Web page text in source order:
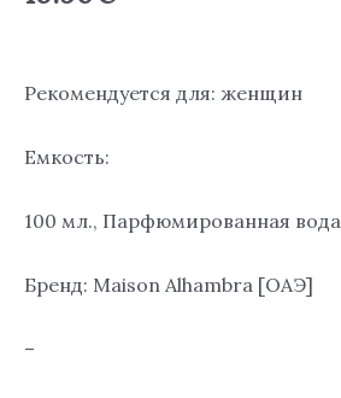
Рекомендуется для: женщин
Емкость:
100 мл., Парфюмированная вода
Бренд: Maison Alhambra [ОАЭ]
–